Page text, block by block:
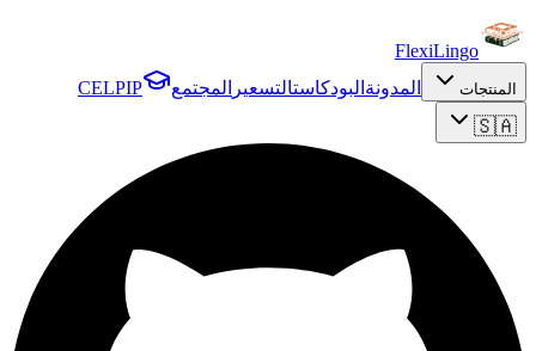
FlexiLingo
المنتجات المدونة البودكاستالتسعير المجتمع CELPIP
🇸🇦